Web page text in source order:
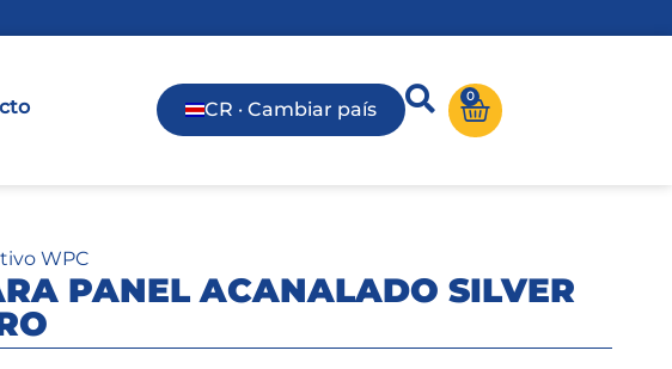
CR · Cambiar país
0
WPC
PANEL ACANALADO SILVER